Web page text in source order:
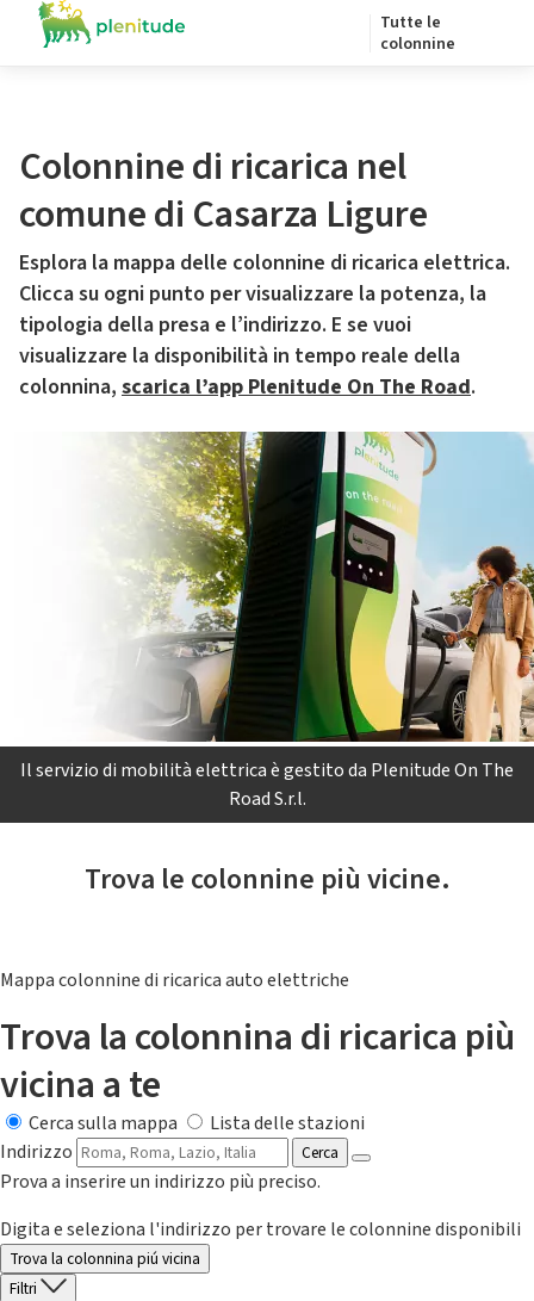
Tutte le
colonnine
Colonnine di ricarica nel
comune di Casarza Ligure
Esplora la mappa delle colonnine di ricarica elettrica.
Clicca su ogni punto per visualizzare la potenza, la
tipologia della presa e l’indirizzo. E se vuoi
visualizzare la disponibilità in tempo reale della
colonnina, scarica l’app Plenitude On The Road.
Il servizio di mobilità elettrica è gestito da Plenitude On The
Road S.r.l.
Trova le colonnine più vicine.
Mappa colonnine di ricarica auto elettriche
Trova la colonnina di ricarica più
vicina a te
Cerca sulla mappa
Lista delle stazioni
Indirizzo
Cerca
Prova a inserire un indirizzo più preciso.
Digita e seleziona l'indirizzo per trovare le colonnine disponibili
Trova la colonnina piú vicina
Filtri